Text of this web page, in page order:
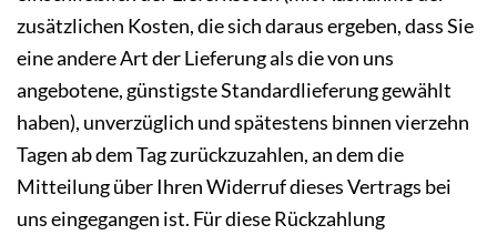
zusätzlichen Kosten, die sich daraus ergeben, dass Sie
eine andere Art der Lieferung als die von uns
angebotene, günstigste Standardlieferung gewählt
haben), unverzüglich und spätestens binnen vierzehn
Tagen ab dem Tag zurückzuzahlen, an dem die
Mitteilung über Ihren Widerruf dieses Vertrags bei
uns eingegangen ist. Für diese Rückzahlung